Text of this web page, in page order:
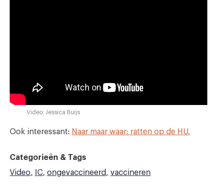
Video: Jessica Buijs
Ook interessant: Naar maar waar: ratten op de HU.
Categorieën & Tags
Video
IC ongevaccineerd vaccineren